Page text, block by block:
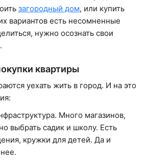
загородный дом, или купить
вариантов есть несомненные
нужно осознать свои
квартиры
уехать жить в город. И на это
Много магазинов,
выбрать садик и школу. Есть
кружки для детей. Да и